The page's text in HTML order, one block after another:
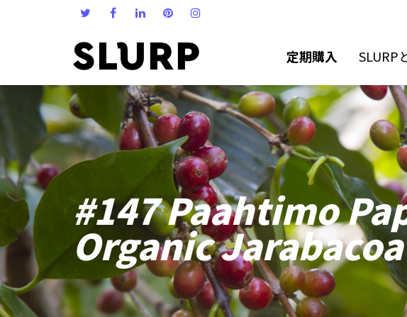
定期購入 SLURP
#147 Paahtimo
Organic Jarabacoa